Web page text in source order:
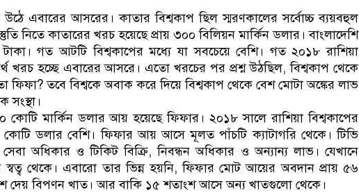
এবারের আসরের। কাতার বিশ্বকাপ ছিল স্মরণকালের সর্বোচ্চ ব্যয়বহুল
নিতে কাতারের খরচ হয়েছে প্রায় ৩০০ বিলিয়ন মার্কিন ডলার। বাংলাদেশি
গত আটটি বিশ্বকাপের মধ্যে যা সবচেয়ে বেশি। গত ২০১৮ রাশিয়া
খরচ হচ্ছে এবারের আসরে। এতো খরচের পর প্রশ্ন উঠছিল, বিশ্বকাপ থেকে
তবে বিশ্বকে অবাক করে দিয়ে বিশ্বকাপ থেকে বেশ মোটা অঙ্কের লাভ
সংস্থা।
কোটি মার্কিন ডলার আয় হয়েছে ফিফার। ২০১৮ সালে রাশিয়া বিশ্বকাপের
ডলার বেশি। ফিফার আয় আসে মূলত পাঁচটি ক্যাটাগরি থেকে। টিভি
সেবা অধিকার ও টিকিট বিক্রি, নিবন্ধন অধিকার ও অন্যান্য লাভ। যেখানে
থেকে। এবারো তার ভিন্ন হয়নি, ফিফার মোট আয়ের অবদান প্রায় ৫৬
দেয় বিপণন খাত। আর বাকি ১৫ শতাংশ আসে অন্য খাতগুলো থেকে।